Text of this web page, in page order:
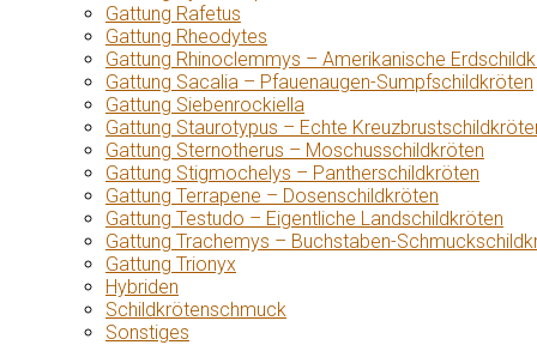
Gattung Rafetus
Gattung Rheodytes
Gattung Rhinoclemmys – Amerikanische
Gattung Sacalia – Pfauenaugen-Sumpfschildkröten
Gattung Siebenrockiella
Gattung Staurotypus – Echte
Gattung Sternotherus – Moschusschildkröten
Gattung Stigmochelys – Pantherschildkröten
Gattung Terrapene – Dosenschildkröten
Gattung Testudo – Eigentliche Landschildkröten
Gattung Trachemys – Buchstaben-
Gattung Trionyx
Hybriden
Schildkrötenschmuck
Sonstiges